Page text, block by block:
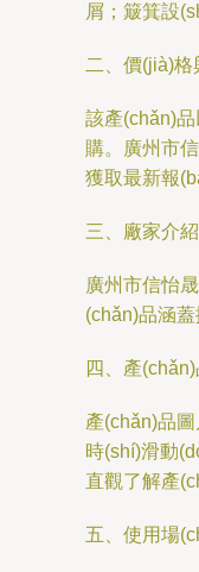
屑；簸箕設
二、價(jià)格
該產(chǎn)
購。廣州市
獲取最新報
三、廠家介紹
廣州市信怡
(chǎn)品涵
四、產
產(chǎn)品
時(shí)滑動
直觀了解產
五、使用場